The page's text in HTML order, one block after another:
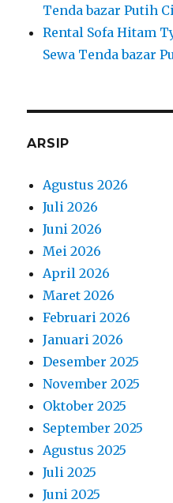
Tenda bazar Putih
Rental Sofa Hitam
Sewa Tenda bazar
ARSIP
Agustus 2026
Juli 2026
Juni 2026
Mei 2026
April 2026
Maret 2026
Februari 2026
Januari 2026
Desember 2025
November 2025
Oktober 2025
September 2025
Agustus 2025
Juli 2025
Juni 2025